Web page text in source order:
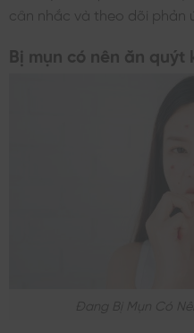
cân nhắc và theo dõi phản
Bị mụn có nên ăn quýt
Đang Bị Mụn Có